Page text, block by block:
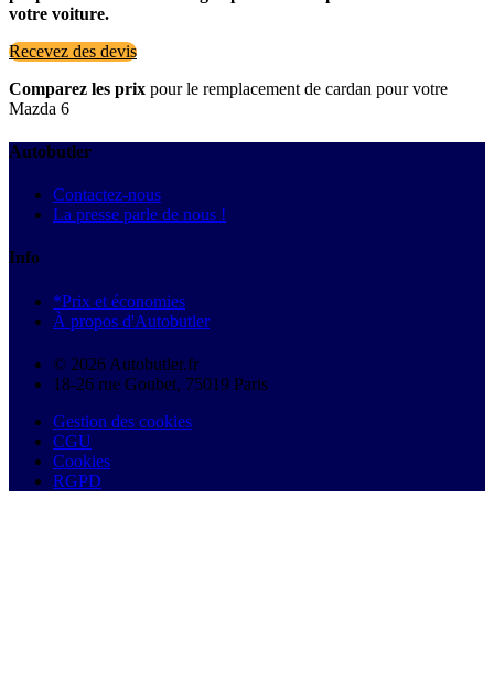
votre voiture.
Recevez des devis
Comparez les prix pour le remplacement de cardan pour votre
Mazda 6
Autobutler
Contactez-nous
La presse parle de nous !
Info
*Prix et économies
À propos d'Autobutler
© 2026 Autobutler.fr
18-26 rue Goubet, 75019 Paris
Gestion des cookies
CGU
Cookies
RGPD